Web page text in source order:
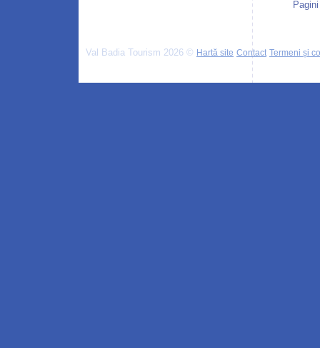
Val Badia Tourism 2026 © Hartă site Contact Termeni și